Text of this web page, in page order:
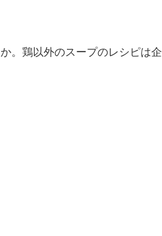
。鶏以外のスープのレシピは企